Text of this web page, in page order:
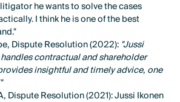
he wants to solve the cases
I think he is one of the best
Dispute Resolution (2022): "Jussi
contractual and shareholder
insightful and timely advice, one
Dispute Resolution (2021): Jussi Ikonen